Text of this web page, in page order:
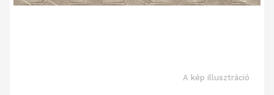
A kép illusztráció